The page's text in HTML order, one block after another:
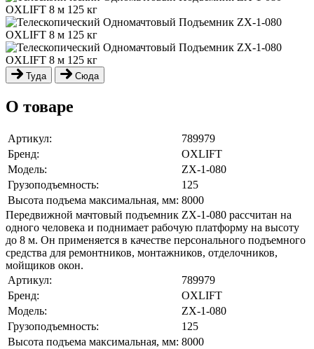
Туда Сюда
О товаре
Артикул:
789979
Бренд:
OXLIFT
Модель:
ZX-1-080
Грузоподъемность:
125
Высота подъема максимальная, мм: 8000
Передвижной мачтовый подъемник ZX-1-080 рассчитан на
одного человека и поднимает рабочую платформу на высоту
до 8 м. Он применяется в качестве персонального подъемного
средства для ремонтников, монтажников, отделочников,
мойщиков окон.
Артикул:
789979
Бренд:
OXLIFT
Модель:
ZX-1-080
Грузоподъемность:
125
Высота подъема максимальная, мм: 8000